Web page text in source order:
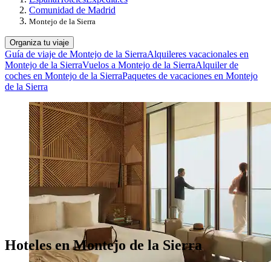
Comunidad de Madrid
Montejo de la Sierra
Organiza tu viaje
Guía de viaje de Montejo de la SierraAlquileres vacacionales en
Montejo de la SierraVuelos a Montejo de la SierraAlquiler de
coches en Montejo de la SierraPaquetes de vacaciones en Montejo
de la Sierra
Hoteles en Montejo de la Sierra